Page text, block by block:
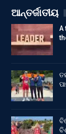
ଆନ୍ତର୍ଜାତୀୟ
A